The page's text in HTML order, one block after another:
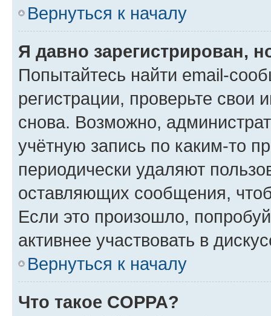
Вернуться к началу
Я давно зарегистрирован,
Попытайтесь найти email-
регистрации, проверьте свои
снова. Возможно,
учётную запись по каким-то
периодически удаляют
оставляющих сообщения,
Если это произошло,
активнее участвовать в
Вернуться к началу
Что такое COPPA?